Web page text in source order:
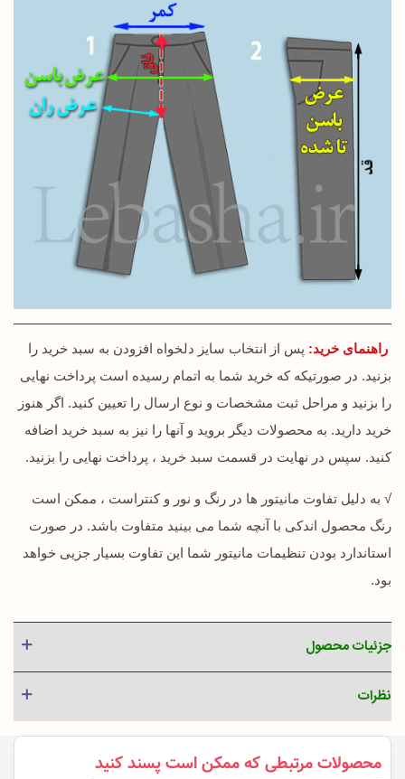
راهنمای خرید: پس از انتخاب سایز دلخواه افزودن به سبد خرید را
بزنید. در صورتیکه که خرید شما به اتمام رسیده است پرداخت نهایی
را بزنید و مراحل ثبت مشخصات و نوع ارسال را تعیین کنید. اگر هنوز
خرید دارید. به محصولات دیگر بروید و آنها را نیز به سبد خرید اضافه
کنید. سپس در نهایت در قسمت سبد خرید ، پرداخت نهایی را بزنید.
√ به دلیل تفاوت مانیتور ها در رنگ و نور و کنتراست ، ممکن است
رنگ محصول اندکی با آنچه شما می بینید متفاوت باشد. در صورت
استاندارد بودن تنظیمات مانیتور شما این تفاوت بسیار جزیی خواهد
بود.
جزئیات محصول
نظرات
محصولات مرتبطی که ممکن است پسند کنید